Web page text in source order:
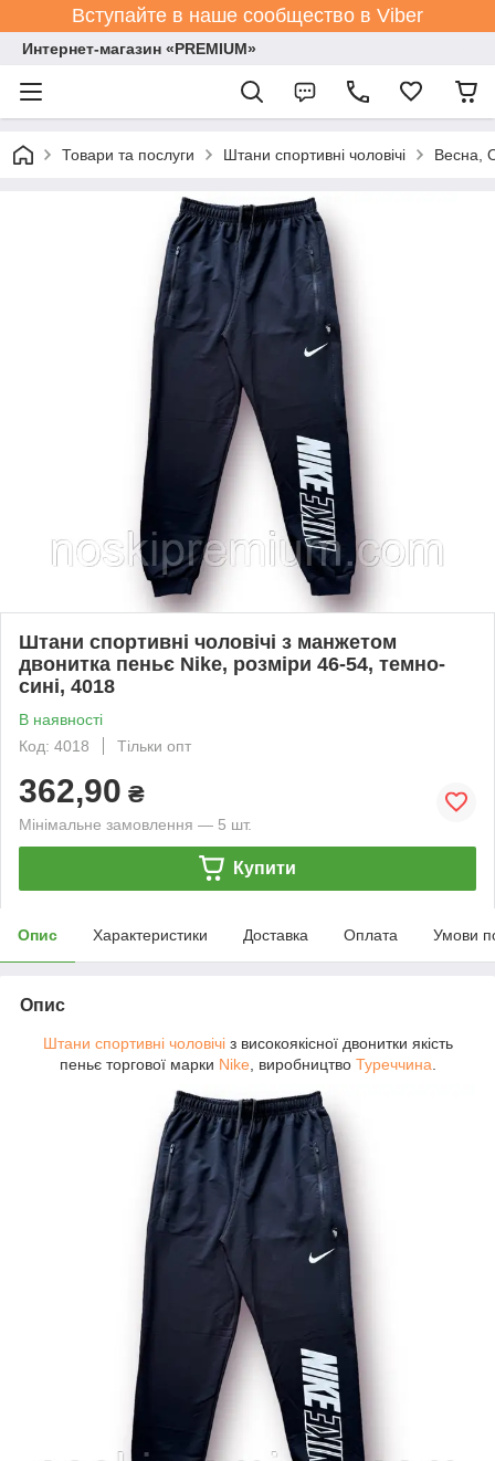
Вступайте в наше сообщество в Viber
Интернет-магазин «PREMIUM»
Товари та послуги Штани спортивні чоловічі Весна,
Штани спортивні чоловічі з манжетом
двонитка пеньє Nike, розміри 46-54, темно-
сині, 4018
В наявності
Код: 4018
Тільки опт
362,90 ₴
Мінімальне замовлення — 5 шт.
Купити
Опис Характеристики Доставка Оплата Умови
Опис
Штани спортивні чоловічіз високоякісної двонитки якість
пеньє торгової марки Nike , виробництво Туреччина